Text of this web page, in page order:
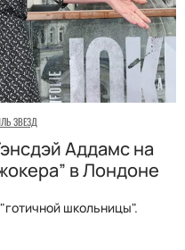
ЗВЕЗД
Аддамс на
в Лондоне
школьницы".